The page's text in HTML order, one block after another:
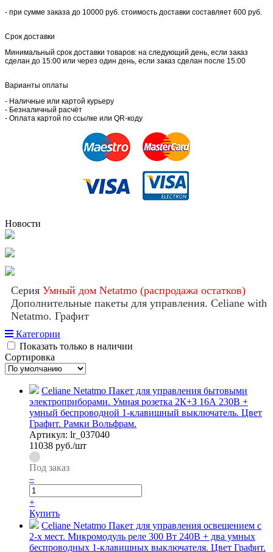
- при сумме заказа до 10000 руб. стоимость доставки составляет 600 руб.
Срок доставки
Минимальный срок доставки товаров: на следующий день, если заказ
сделан до 15:00 или через один день, если заказ сделан после 15:00
Варианты оплаты
- Наличные или картой курьеру
- Безналичный расчёт
- Оплата картой по ссылке или QR-коду
Новости
Серия Умный дом Netatmo (распродажа остатков)
Дополнительные пакеты для управления. Celiane with
Netatmo. Графит
Категории
Показать только в наличии
Сортировка
Celiane Netatmo Пакет для управления бытовыми
электроприборами. Умная розетка 2К+З 16А 230В +
умный беспроводной 1-клавишный выключатель. Цвет
Графит. Рамки Вольфрам.
Артикул: lr_037040
11038 руб./шт
Под заказ
–
+
Купить
Celiane Netatmo Пакет для управления освещением c
2-х мест. Микромодуль реле 300 Вт 240В + два умных
беспроводных 1-клавишных выключателя. Цвет Графит.